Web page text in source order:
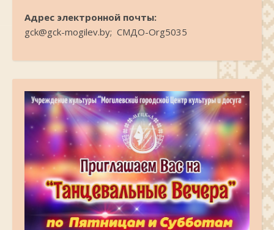
Адрес электронной почты:
gck@gck-mogilev.by; СМДО-Org5035